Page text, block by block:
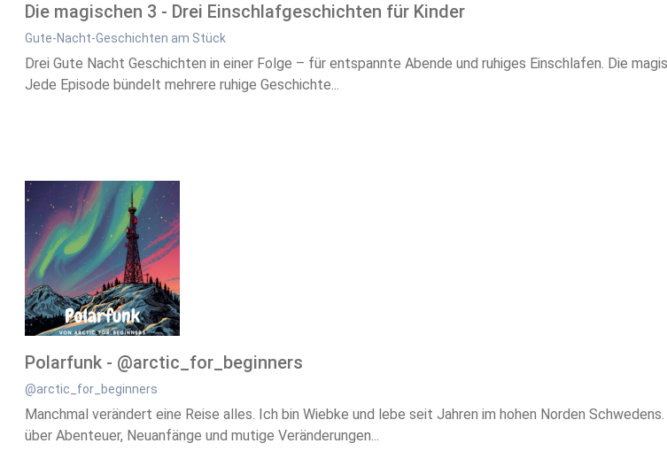
Die magischen 3 - Drei Einschlafgeschichten für Kinder
Gute-Nacht-Geschichten am Stück
Drei Gute Nacht Geschichten in einer Folge – für entspannte Abende und ruhiges Einschlafen. Die
Jede Episode bündelt mehrere ruhige Geschichte...
Polarfunk - @arctic_for_beginners
@arctic_for_beginners
Manchmal verändert eine Reise alles. Ich bin Wiebke und lebe seit Jahren im hohen Norden
über Abenteuer, Neuanfänge und mutige Veränderungen...